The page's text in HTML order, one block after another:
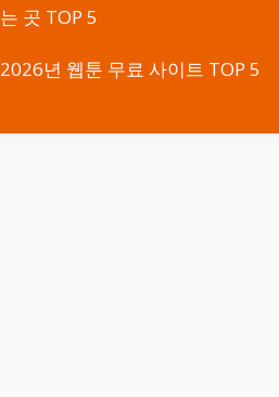
는 곳 TOP 5
2026년 웹툰 무료 사이트 TOP 5